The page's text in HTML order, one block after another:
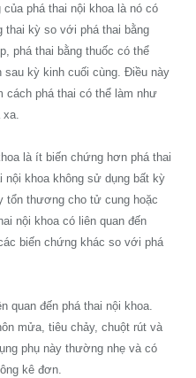
phá thai nội khoa là nó có
kỳ so với phá thai bằng
phá thai bằng thuốc có thể
kỳ kinh cuối cùng. Điều này
cách phá thai có thể làm như
là ít biến chứng hơn phá thai
nội khoa không sử dụng bất kỳ
tổn thương cho tử cung hoặc
nội khoa có liên quan đến
biến chứng khác so với phá
quan đến phá thai nội khoa.
mửa, tiêu chảy, chuột rút và
phụ này thường nhẹ và có
kê đơn.